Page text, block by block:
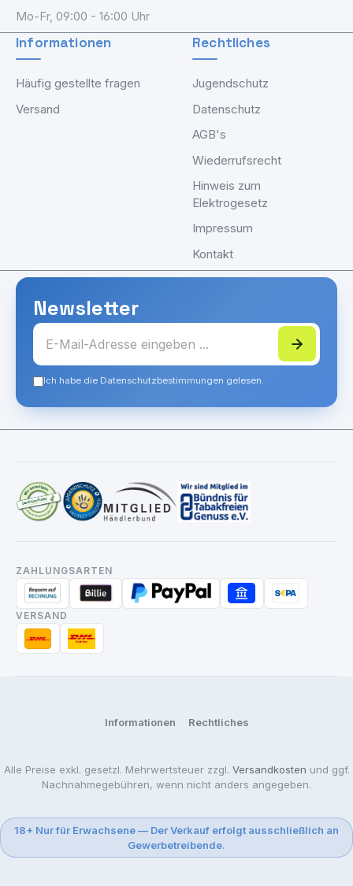
Mo-Fr, 09:00 - 16:00 Uhr
Informationen
Häufig gestellte fragen
Versand
Rechtliches
Jugendschutz
Datenschutz
AGB's
Wiederrufsrecht
Hinweis zum
Elektrogesetz
Impressum
Kontakt
Newsletter
Ich habe die Datenschutzbestimmungen gelesen.
ZAHLUNGSARTEN
VERSAND
Informationen Rechtliches
Alle Preise exkl. gesetzl. Mehrwertsteuer zzgl. Versandkosten und ggf.
Nachnahmegebühren, wenn nicht anders angegeben.
18+ Nur für Erwachsene — Der Verkauf erfolgt ausschließlich an
Gewerbetreibende.